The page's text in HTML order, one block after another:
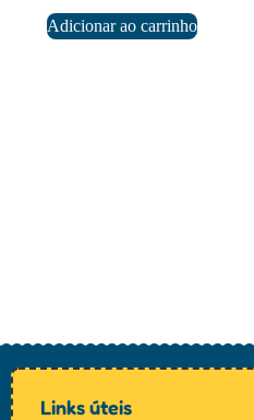
Adicionar ao carrinho
Links úteis